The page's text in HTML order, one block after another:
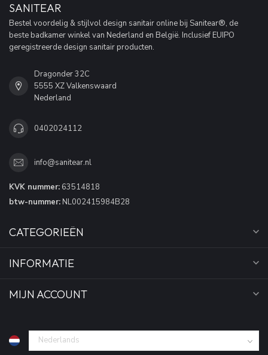
SANITEAR
Bestel voordelig & stijlvol design sanitair online bij Sanitear®, de
beste badkamer winkel van Nederland en België. Inclusief EUIPO
geregistreerde design sanitair producten.
Dragonder 32C
5555 XZ Valkenswaard
Nederland
0402024112
info@sanitear.nl
KVK nummer: 63514818
btw-nummer: NL002415984B28
CATEGORIEËN
INFORMATIE
MIJN ACCOUNT